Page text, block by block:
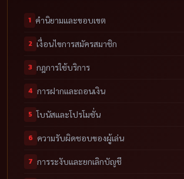
1 คำนิยามและขอบเขต
2 เงื่อนไขการสมัครสมาชิก
3 กฎการใช้บริการ
4 การฝากและถอนเงิน
5 โบนัสและโปรโมชั่น
6 ความรับผิดชอบของผู้เล่น
7 การระงับและยกเลิกบัญชี